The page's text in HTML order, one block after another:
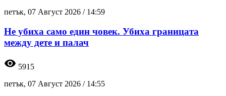
петък, 07 Август 2026 / 14:59
Не убиха само един човек. Убиха границата
между дете и палач
visibility 5915
петък, 07 Август 2026 / 14:55